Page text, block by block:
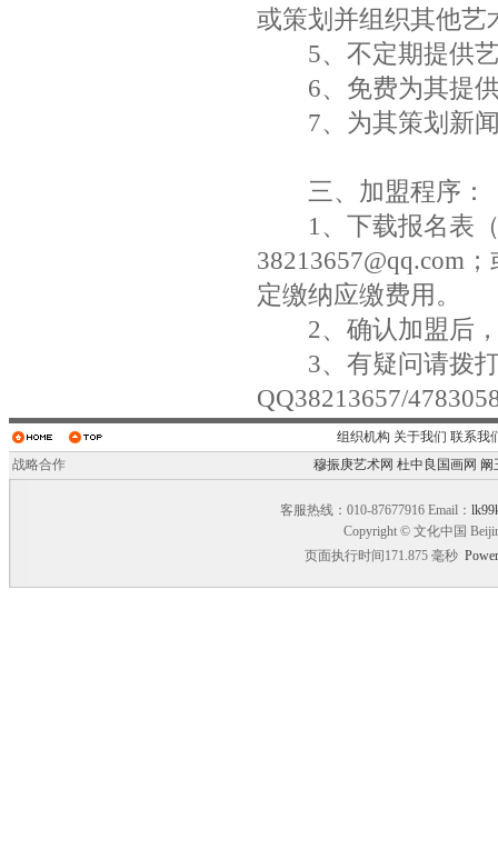
或策划并组织其他艺
5、不定期提供艺
6、免费为其提供
7、为其策划新闻
三、加盟程序：
1、下载报名表
38213657@qq.com
定缴纳应缴费用。
2、确认加盟后，
3、有疑问请拨打
QQ38213657/
组织机构 关于我们 联系我
战略合作
穆振庚艺术网 杜中良国画网 阚
客服热线：010-87677916 Email：
Copyright © 文化中国
页面执行时间171.875 毫秒